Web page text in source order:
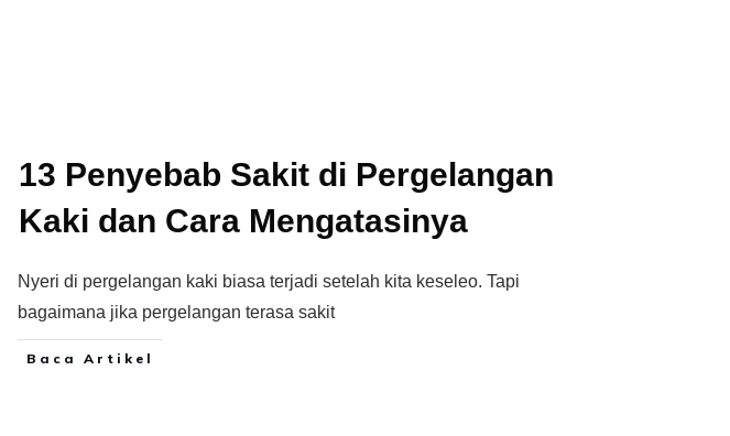
13 Penyebab Sakit di Pergelangan
Kaki dan Cara Mengatasinya
Nyeri di pergelangan kaki biasa terjadi setelah kita keseleo. Tapi
bagaimana jika pergelangan terasa sakit
Baca Artikel